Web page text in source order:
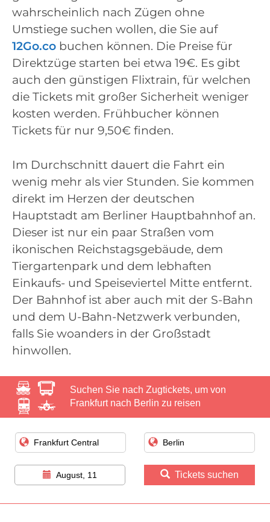
wahrscheinlich nach Zügen ohne
Umstiege suchen wollen, die Sie auf
12Go.co buchen können. Die Preise für
Direktzüge starten bei etwa 19€. Es gibt
auch den günstigen Flixtrain, für welchen
die Tickets mit großer Sicherheit weniger
kosten werden. Frühbucher können
Tickets für nur 9,50€ finden.
Im Durchschnitt dauert die Fahrt ein
wenig mehr als vier Stunden. Sie kommen
direkt im Herzen der deutschen
Hauptstadt am Berliner Hauptbahnhof an.
Dieser ist nur ein paar Straßen vom
ikonischen Reichstagsgebäude, dem
Tiergartenpark und dem lebhaften
Einkaufs- und Speiseviertel Mitte entfernt.
Der Bahnhof ist aber auch mit der S-Bahn
und dem U-Bahn-Netzwerk verbunden,
falls Sie woanders in der Großstadt
hinwollen.
Suchen Sie nach Zugtickets, um von
Frankfurt nach Berlin zu reisen
August, 11 Tickets suchen